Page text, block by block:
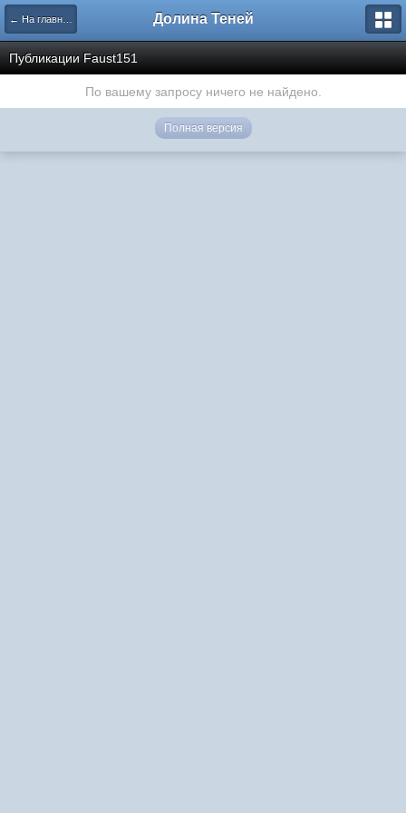
← На главную Долина Теней
Публикации Faust151
По вашему запросу ничего не найдено.
Полная версия